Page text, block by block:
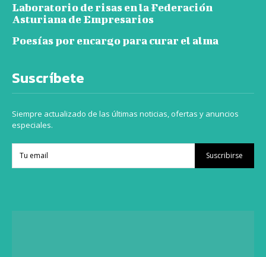
Laboratorio de risas en la Federación
Asturiana de Empresarios
Poesías por encargo para curar el alma
Suscríbete
Siempre actualizado de las últimas noticias, ofertas y anuncios
especiales.
Suscribirse